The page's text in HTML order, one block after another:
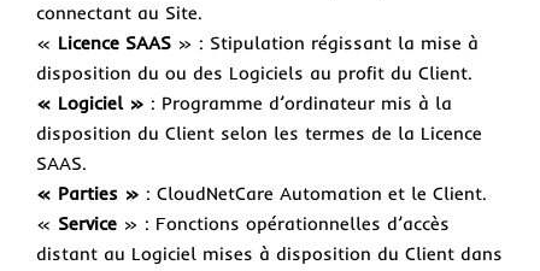
connectant au Site.
« Licence SAAS» : Stipulation régissant la mise à
disposition du ou des Logiciels au profit du Client.
« Logiciel » : Programme d’ordinateur mis à la
disposition du Client selon les termes de la Licence
SAAS.
« Parties » : CloudNetCare Automation et le Client.
« Service » : Fonctions opérationnelles d’accès
distant au Logiciel mises à disposition du Client dans